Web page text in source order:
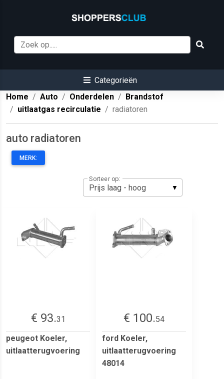
Categorieën
Home
Auto Onderdelen
Brandstof
uitlaatgas recirculatie
radiatoren
auto radiatoren
MERK:
Sorteer op:
€ 93.31
peugeot Koeler,
uitlaatterugvoering
€ 100.54
ford Koeler,
uitlaatterugvoering
48014